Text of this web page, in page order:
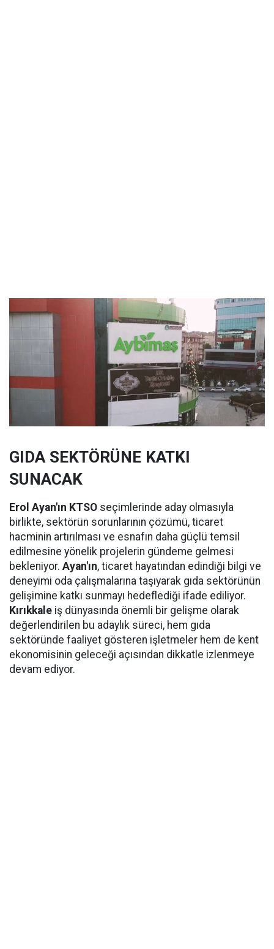
GIDA SEKTÖRÜNE KATKI
SUNACAK
Erol Ayan'ın KTSO seçimlerinde aday olmasıyla
birlikte, sektörün sorunlarının çözümü, ticaret
hacminin artırılması ve esnafın daha güçlü temsil
edilmesine yönelik projelerin gündeme gelmesi
bekleniyor. Ayan'ın, ticaret hayatından edindiği bilgi ve
deneyimi oda çalışmalarına taşıyarak gıda sektörünün
gelişimine katkı sunmayı hedeflediği ifade ediliyor.
Kırıkkale iş dünyasında önemli bir gelişme olarak
değerlendirilen bu adaylık süreci, hem gıda
sektöründe faaliyet gösteren işletmeler hem de kent
ekonomisinin geleceği açısından dikkatle izlenmeye
devam ediyor.